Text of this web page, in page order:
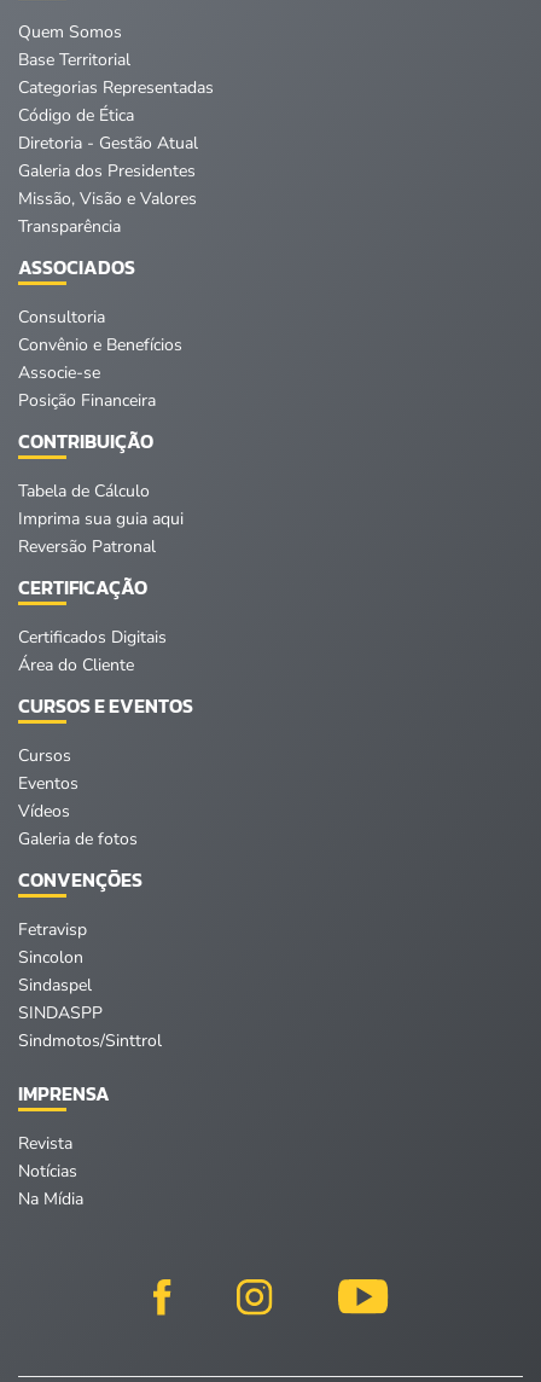
Quem Somos
Base Territorial
Categorias Representadas
Código de Ética
Diretoria - Gestão Atual
Galeria dos Presidentes
Missão, Visão e Valores
Transparência
ASSOCIADOS
Consultoria
Convênio e Benefícios
Associe-se
Posição Financeira
CONTRIBUIÇÃO
Tabela de Cálculo
Imprima sua guia aqui
Reversão Patronal
CERTIFICAÇÃO
Certificados Digitais
Área do Cliente
CURSOS E EVENTOS
Cursos
Eventos
Vídeos
Galeria de fotos
CONVENÇÕES
Fetravisp
Sincolon
Sindaspel
SINDASPP
Sindmotos/Sinttrol
IMPRENSA
Revista
Notícias
Na Mídia